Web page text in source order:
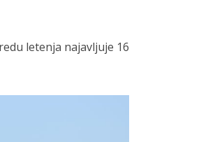
letenja najavljuje 16